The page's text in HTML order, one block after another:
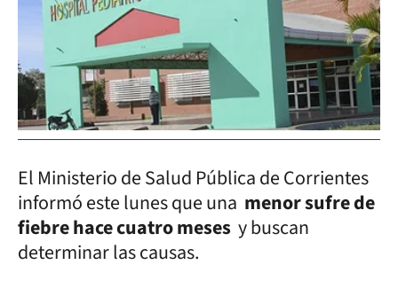
El Ministerio de Salud Pública de Corrientes
informó este lunes que una menor sufre de
fiebre hace cuatro meses y buscan
determinar las causas.